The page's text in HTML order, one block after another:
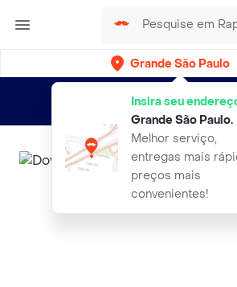
Grande São Paulo
Insira seu
Grande São Paulo.
Melhor serviço,
entregas mais
preços mais
convenientes!
Entregas grátis por 15 dias!